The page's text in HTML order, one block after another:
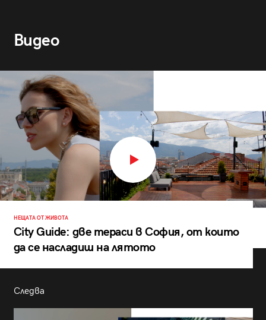
Видео
НЕЩАТА ОТ ЖИВОТА
City Guide: две тераси в София, от които
да се насладиш на лятото
Следва